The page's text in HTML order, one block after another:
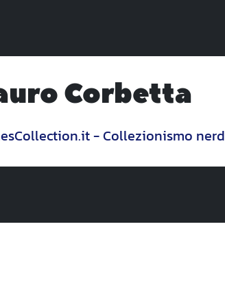
Corbetta
- Collezionismo nerd